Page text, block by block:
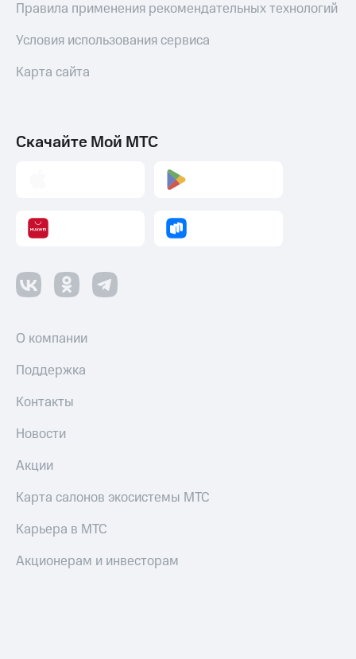
Правила применения рекомендательных технологий
Условия использования сервиса
Карта сайта
Скачайте Мой МТС
О компании
Поддержка
Контакты
Новости
Акции
Карта салонов экосистемы МТС
Карьера в МТС
Акционерам и инвесторам